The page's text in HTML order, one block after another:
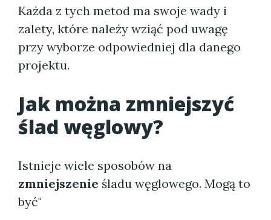
Każda z tych metod ma swoje wady i
zalety, które należy wziąć pod uwagę
przy wyborze odpowiedniej dla danego
projektu.
Jak można zmniejszyć
ślad węglowy?
Istnieje wiele sposobów na
zmniejszenie śladu węglowego. Mogą to
być"